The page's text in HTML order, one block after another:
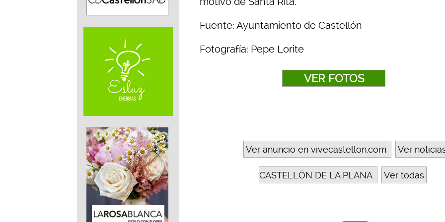
Fuente: Ayuntamiento de Castellón
Fotografía: Pepe Lorite
VER FOTOS
Ver anuncio en vivecastellon.com Ver
CASTELLÓN DE LA PLANA Ver todas